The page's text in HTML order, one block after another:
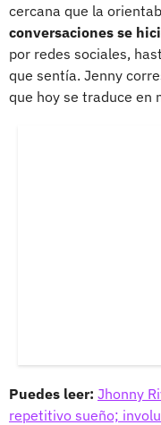
cercana que la
conversaciones se
por redes sociales,
que sentía. Jenny
que hoy se traduce en
Puedes leer: Jhonny
repetitivo sueño;